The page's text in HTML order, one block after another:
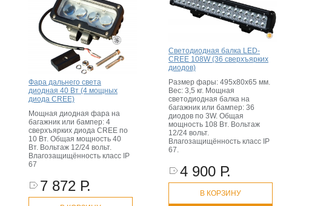
Фара дальнего света
диодная 40 Вт (4 мощных
диода CREE)
Мощная диодная фара на
багажник или бампер: 4
сверхъярких диода CREE по
10 Вт. Общая мощность 40
Вт. Вольтаж 12/24 вольт.
Влагозащищённость класс IP
67
7 872 Р.
Светодиодная балка LED-
CREE 108W (36 сверхъярких
диодов)
Размер фары: 495х80х65 мм.
Вес: 3,5 кг. Мощная
светодиодная балка на
багажник или бампер: 36
диодов по 3W. Общая
мощность 108 Вт. Вольтаж
12/24 вольт.
Влагозащищённость класс IP
67.
4 900 Р.
В КОРЗИНУ